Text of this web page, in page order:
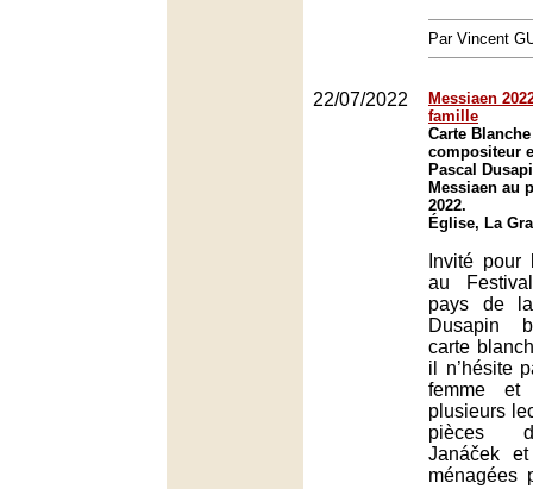
Par Vincent
22/07/2022
Messiaen
famille
Carte
compositeur
Pascal
Messiaen au
2022.
Église, La
Invité pour
au
pays de
Dusapin
carte
il n’hésite
femme
plusieurs
pièces
Janáček
ménagées